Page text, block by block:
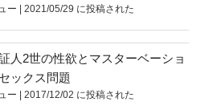
ー 2021/05/29 に投稿された
人2世の性欲とマスターベーショ
ックス問題
ー 2017/12/02 に投稿された